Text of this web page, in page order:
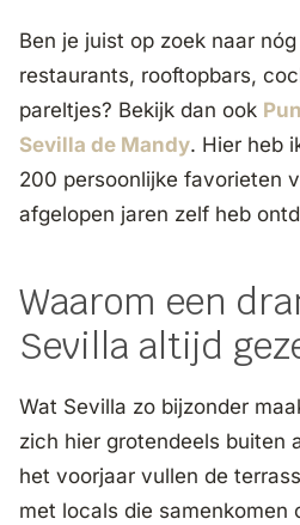
Ben je juist op zoek naar
restaurants, rooftopbars,
pareltjes? Bekijk dan ook
Sevilla de Mandy. Hier heb
200 persoonlijke favorieten
afgelopen jaren zelf heb
Waarom een
Sevilla altijd
Wat Sevilla zo bijzonder
zich hier grotendeels buiten
het voorjaar vullen de
met locals die samenkomen